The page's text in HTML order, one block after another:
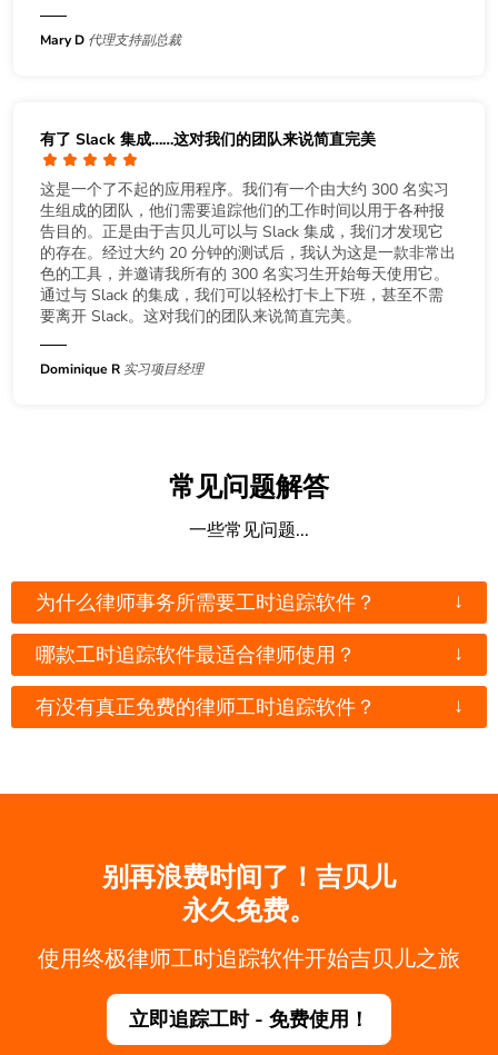
Mary D 代理支持副总裁
有了 Slack 集成……这对我们的团队来说简直完美
这是一个了不起的应用程序。我们有一个由大约 300 名实习
生组成的团队，他们需要追踪他们的工作时间以用于各种报
告目的。正是由于吉贝儿可以与 Slack 集成，我们才发现它
的存在。经过大约 20 分钟的测试后，我认为这是一款非常出
色的工具，并邀请我所有的 300 名实习生开始每天使用它。
通过与 Slack 的集成，我们可以轻松打卡上下班，甚至不需
要离开 Slack。这对我们的团队来说简直完美。
Dominique R 实习项目经理
常见问题解答
一些常见问题...
为什么律师事务所需要工时追踪软件？ ↓
哪款工时追踪软件最适合律师使用？ ↓
有没有真正免费的律师工时追踪软件？ ↓
别再浪费时间了！吉贝儿
永久免费。
使用终极律师工时追踪软件开始吉贝儿之旅
立即追踪工时 - 免费使用！